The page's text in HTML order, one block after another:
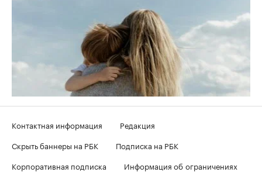
Контактная информация
Редакция
Скрыть баннеры на РБК
Подписка на РБК
Корпоративная подписка
Информация об ограничениях